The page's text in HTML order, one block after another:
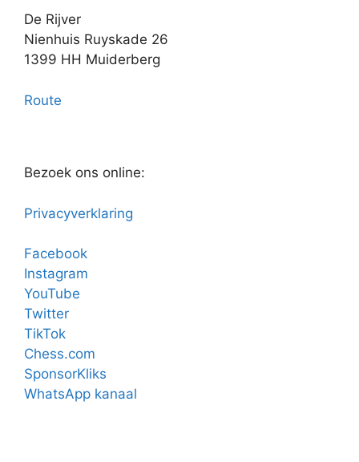
De Rijver
Nienhuis Ruyskade 26
1399 HH Muiderberg
Route
Bezoek ons online:
Privacyverklaring
Facebook
Instagram
YouTube
Twitter
TikTok
Chess.com
SponsorKliks
WhatsApp kanaal